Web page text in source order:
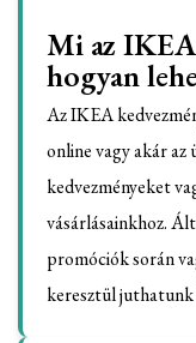
Mi az
hogyan
Az IKEA
online vagy akár az
kedvezményeket
vásárlásainkhoz.
promóciók során
keresztül juthatunk